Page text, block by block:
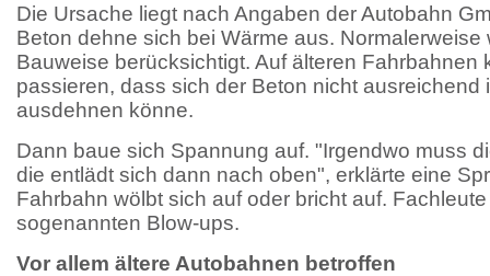
Die Ursache liegt nach Angaben der Autobahn
Beton dehne sich bei Wärme aus. Normalerweise
Bauweise berücksichtigt. Auf älteren Fahrbahnen
passieren, dass sich der Beton nicht ausreichend
ausdehnen könne.
Dann baue sich Spannung auf. "Irgendwo muss
die entlädt sich dann nach oben", erklärte eine
Fahrbahn wölbt sich auf oder bricht auf.
sogenannten Blow-ups.
Vor allem ältere Autobahnen betroffen